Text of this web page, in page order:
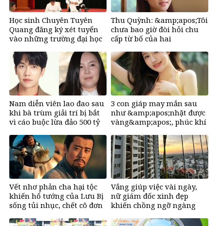
Học sinh Chuyên Tuyên
Quang đăng ký xét tuyển
vào những trường đại học
Thu Quỳnh: &amp;apos;Tôi
chưa bao giờ đòi hỏi chu
cấp từ bố của hai
Nam diễn viên lao đao sau
khi bà trùm giải trí bị bắt
vì cáo buộc lừa đảo 500 tỷ
3 con giáp may mắn sau
như &amp;apos;nhặt được
vàng&amp;apos;, phúc khí
một đêm sau ngày 6/8/2026
Vết nhơ phản cha hại tộc
khiến hổ tướng của Lưu Bị
sống tủi nhục, chết cô đơn
Vắng giúp việc vài ngày,
nữ giám đốc xinh đẹp
khiến chồng ngỡ ngàng